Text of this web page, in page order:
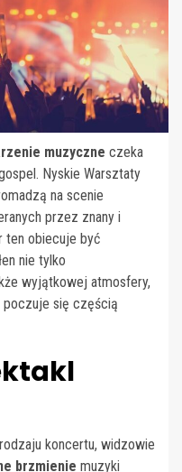
muzyczne czeka
Nyskie Warsztaty
na scenie
przez znany i
ten obiecuje być
nie tylko
wyjątkowej atmosfery,
poczuje się częścią
koncertu, widzowie
brzmienie muzyki